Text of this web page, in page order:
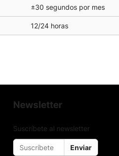
±30 segundos por mes
12/24 horas
Newsletter
Suscríbete al newsletter
Enviar